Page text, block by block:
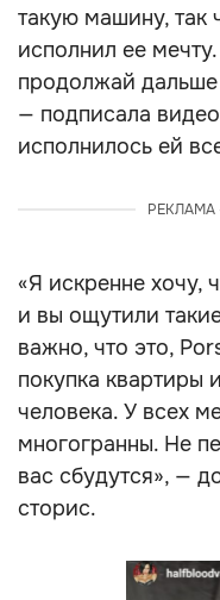
такую машину, так
исполнил ее
продолжай дальше
— подписала
исполнилось ей
«Я искренне хочу,
и вы ощутили
важно, что это,
покупка квартиры
человека. У всех
многогранны. Не
вас сбудутся», —
сторис.